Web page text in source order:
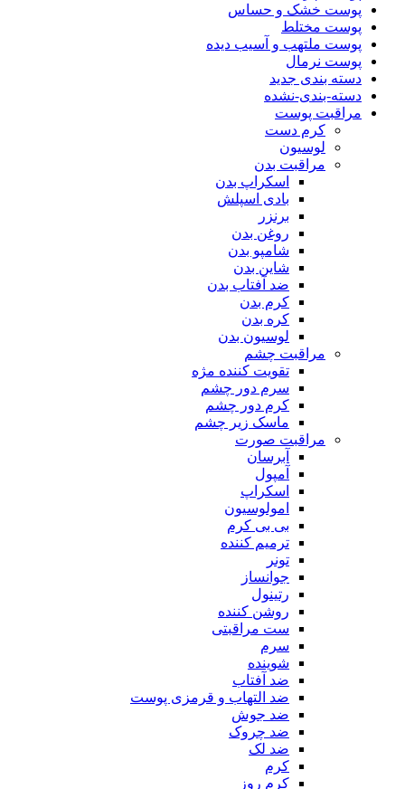
پوست خشک و حساس
پوست مختلط
پوست ملتهب و آسیب دیده
پوست نرمال
دسته بندی جدید
دسته-بندی-نشده
مراقبت پوست
کرم دست
لوسیون
مراقبت بدن
اسکراپ بدن
بادی اسپلش
برنزر
روغن بدن
شامپو بدن
شاین بدن
ضد آفتاب بدن
کرم بدن
کره بدن
لوسیون بدن
مراقبت چشم
تقویت کننده مژه
سرم دور چشم
کرم دور چشم
ماسک زیر چشم
مراقبت صورت
آبرسان
آمپول
اسکراپ
امولوسیون
بی بی کرم
ترمیم کننده
تونر
جوانساز
رتینول
روشن کننده
ست مراقبتی
سرم
شوینده
ضد آفتاب
ضد التهاب و قرمزی پوست
‌ضد جوش
ضد چروک
ضد لک
کرم
کرم روز